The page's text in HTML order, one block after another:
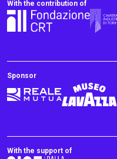
With the contribution of
Sponsor
With the support of